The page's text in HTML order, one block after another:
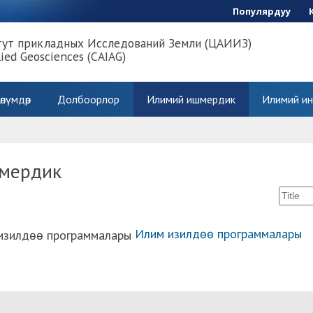
Популярдуу
прикладных Исследований Земли (ЦАИИЗ)
Geosciences (CAIAG)
Долбоорлор Илимий ишмердик Илимий
Илим изилдөө программалары